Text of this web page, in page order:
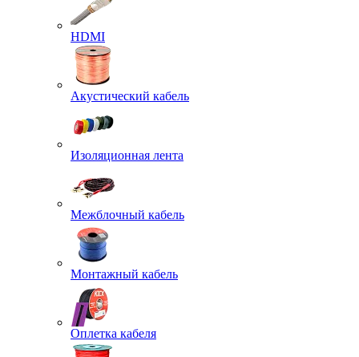
HDMI
Акустический кабель
Изоляционная лента
Межблочный кабель
Монтажный кабель
Оплетка кабеля